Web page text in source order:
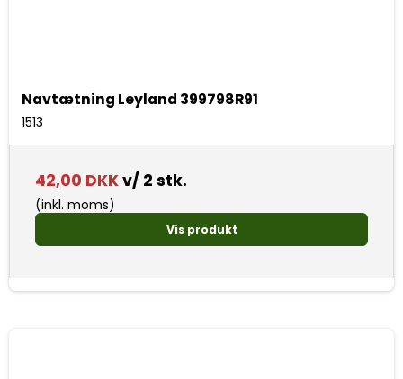
Navtætning Leyland 399798R91
1513
42,00 DKKv/ 2 stk.
(inkl. moms)
Vis produkt